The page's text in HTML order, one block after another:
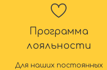
Программа
лояльности
Для наших постоянных